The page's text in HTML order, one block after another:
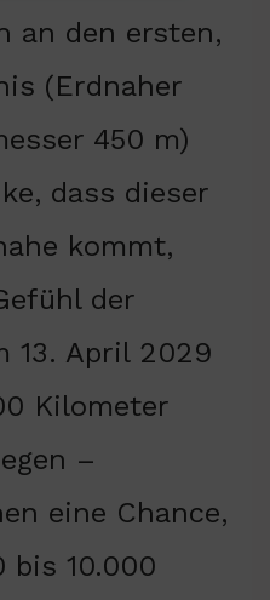
an den ersten,
(Erdnaher
450 m)
dass dieser
kommt,
der
13. April 2029
Kilometer
–
eine Chance,
bis 10.000